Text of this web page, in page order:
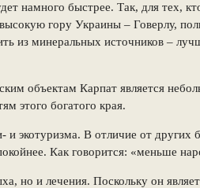
намного быстрее. Так, для тех,
гору Украины – Говерлу,
из минеральных источников –
объектам Карпат является
этого богатого края.
и экотуризма. В отличие от других
Как говорится: «меньше
но и лечения. Поскольку он